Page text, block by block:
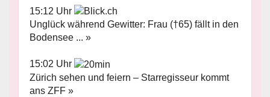
15:12 Uhr
Unglück während Gewitter: Frau (†65) fällt in den
Bodensee ... »
15:02 Uhr
Zürich sehen und feiern – Starregisseur kommt
ans ZFF »